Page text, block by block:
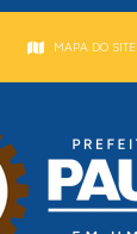
MAPA DO SITE